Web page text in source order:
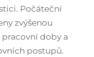
Počáteční
zvýšenou
doby a
postupů.